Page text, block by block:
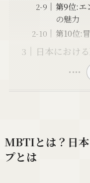
第9位:エ
の魅力
第10位:
日本におけ
MBTIとは？日
プとは